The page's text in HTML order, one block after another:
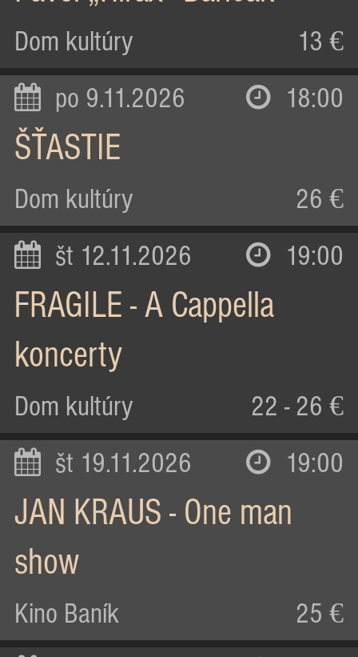
Dom kultúry 13 €
po 9.11.2026 18:00
ŠŤASTIE
Dom kultúry 26 €
št 12.11.2026 19:00
FRAGILE - A Cappella
koncerty
Dom kultúry 22 - 26 €
št 19.11.2026 19:00
JAN KRAUS - One man
show
Kino Baník 25 €